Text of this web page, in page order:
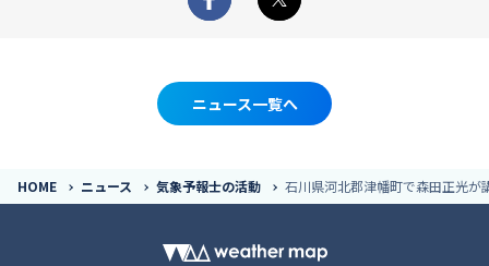
Facebook
X
ニュース一覧へ
HOME ニュース 気象予報士の活動 石川県河北郡津幡町で森田正光が